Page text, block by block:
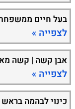
בעל חיים
לצפייה »
אבן קשה | קשה
לצפייה »
כינוי לבהמה